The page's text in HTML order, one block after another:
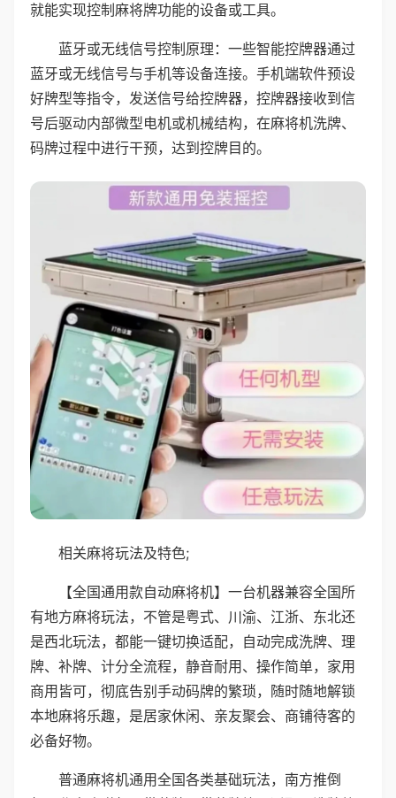
就能实现控制麻将牌功能的设备或工具。
蓝牙或无线信号控制原理：一些智能控牌器通过
蓝牙或无线信号与手机等设备连接。手机端软件预设
好牌型等指令，发送信号给控牌器，控牌器接收到信
号后驱动内部微型电机或机械结构，在麻将机洗牌、
码牌过程中进行干预，达到控牌目的。
相关麻将玩法及特色;
【全国通用款自动麻将机】一台机器兼容全国所
有地方麻将玩法，不管是粤式、川渝、江浙、东北还
是西北玩法，都能一键切换适配，自动完成洗牌、理
牌、补牌、计分全流程，静音耐用、操作简单，家用
商用皆可，彻底告别手动码牌的繁琐，随时随地解锁
本地麻将乐趣，是居家休闲、亲友聚会、商铺待客的
必备好物。
普通麻将机通用全国各类基础玩法，南方推倒